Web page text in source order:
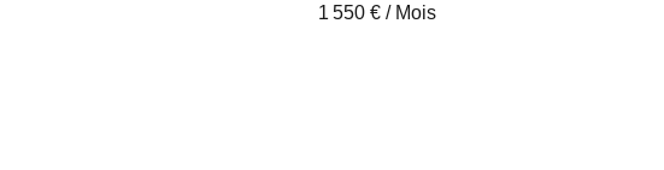
1 550 € / Mois